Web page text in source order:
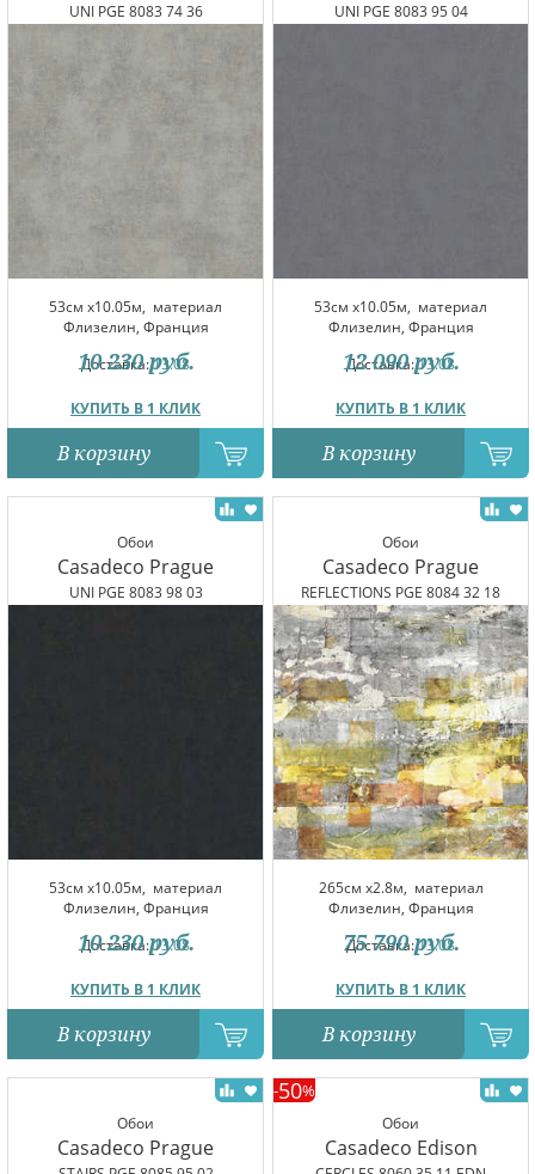
UNI PGE 8083 74 36
53см x10.05м, материал
Флизелин, Франция
Доставка:13.08
КУПИТЬ В 1 КЛИК
10 230 руб.
В корзину
UNI PGE 8083 95 04
53см x10.05м, материал
Флизелин, Франция
Доставка:13.08
КУПИТЬ В 1 КЛИК
12 090 руб.
В корзину
Обои
Casadeco Prague
UNI PGE 8083 98 03
53см x10.05м, материал
Флизелин, Франция
Доставка:13.08
КУПИТЬ В 1 КЛИК
10 230 руб.
В корзину
Обои
Casadeco Prague
REFLECTIONS PGE 8084 32 18
265см x2.8м, материал
Флизелин, Франция
Доставка:13.08
КУПИТЬ В 1 КЛИК
75 790 руб.
В корзину
Обои
Casadeco Prague
Обои
Casadeco Edison
-50%